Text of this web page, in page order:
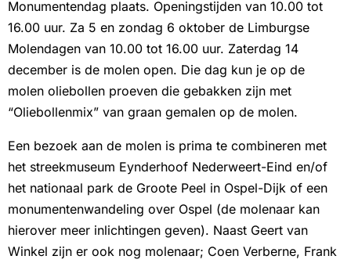
Monumentendag plaats. Openingstijden van 10.00 tot
16.00 uur. Za 5 en zondag 6 oktober de Limburgse
Molendagen van 10.00 tot 16.00 uur. Zaterdag 14
december is de molen open. Die dag kun je op de
molen oliebollen proeven die gebakken zijn met
“Oliebollenmix” van graan gemalen op de molen.
Een bezoek aan de molen is prima te combineren met
het streekmuseum Eynderhoof Nederweert-Eind en/of
het nationaal park de Groote Peel in Ospel-Dijk of een
monumentenwandeling over Ospel (de molenaar kan
hierover meer inlichtingen geven). Naast Geert van
Winkel zijn er ook nog molenaar; Coen Verberne, Frank